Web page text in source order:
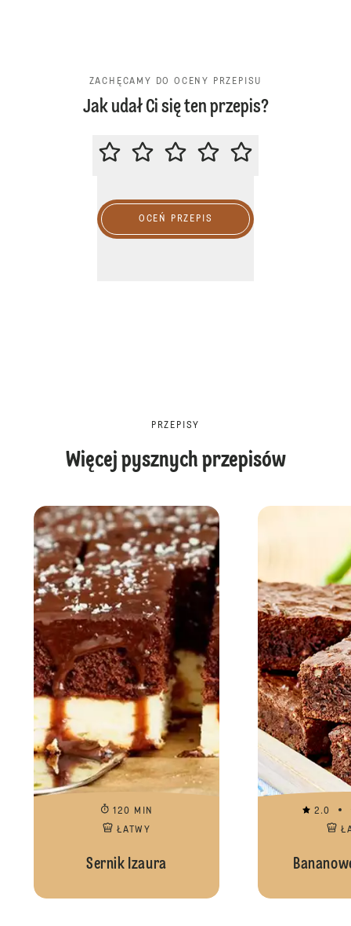
ZACHĘCAMY DO OCENY PRZEPISU
Jak udał Ci się ten przepis?
ZACHĘCAMY DO OCENY
OCEŃ PRZEPIS
PRZEPISY
Więcej pysznych przepisów
120 MIN
ŁATWY
Sernik Izaura
2.0